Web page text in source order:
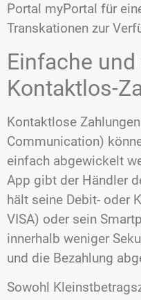
Portal myPortal für
Transkationen zur
Einfache
Kontaktlos-
Kontaktlose
Communication)
einfach abgewickelt
App gibt der Händler
hält seine Debit- oder
VISA) oder sein
innerhalb weniger
und die Bezahlung
Sowohl